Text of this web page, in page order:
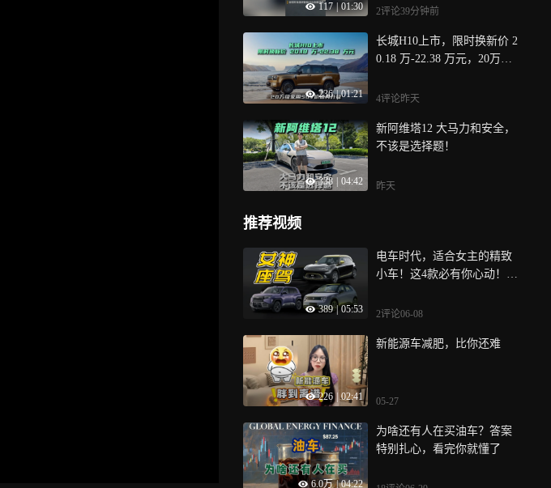
117 | 01:30 2评论39分钟前
236 | 01:21
长城H10上市，限时换新价 2
0.18 万-22.38 万元，20万级
4评论昨天
338 04:42
新阿维塔12 大马力和安全，
不该是选择题！
昨天
推荐视频
389 05:53
电车时代，适合女主的精致
小车！这4款必有你心动！选
2评论06-08
226 02:41
新能源车减肥，比你还难
05-27
6.0万 | 04:22
为啥还有人在买油车？答案
特别扎心，看完你就懂了